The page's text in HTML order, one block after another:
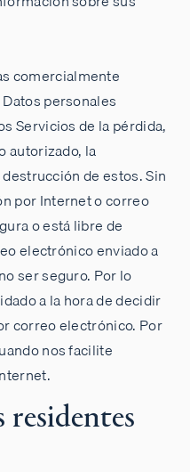
comercialmente
personales
Servicios de la pérdida,
autorizado, la
de estos. Sin
por Internet o correo
o está libre de
electrónico enviado a
ser seguro. Por lo
a la hora de decidir
correo electrónico. Por
nos facilite
residentes